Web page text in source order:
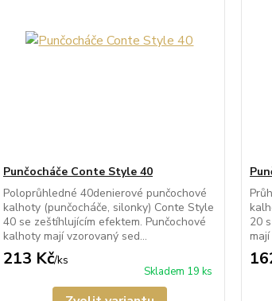
Punčocháče Conte Style 40
Poloprůhledné 40denierové punčochové
kalhoty (punčocháče, silonky) Conte Style
40 se zeštíhlujícím efektem. Punčochové
kalhoty mají vzorovaný sed...
213 Kč/ks
Skladem 19 ks
20